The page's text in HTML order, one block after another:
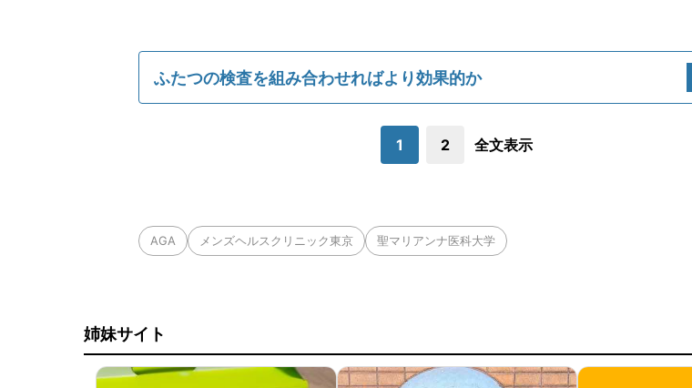
ふたつの検査を組み合わせればより効果的か
1 2 全文表示
AGA メンズヘルスクリニック東京 聖マリアンナ医科大学
姉妹サイト